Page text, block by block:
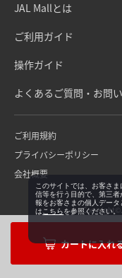
JAL Mallとは
ご利用ガイド
操作ガイド
よくあるご質問・お問
ご利用規約
プライバシーポリシー
会社概要
このサイトでは、お客さ
信等を行う目的で、第三
報をお客さまの個人デー
は こちらを参照ください。